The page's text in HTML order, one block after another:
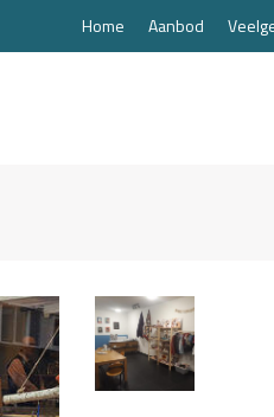
Home Aanbod